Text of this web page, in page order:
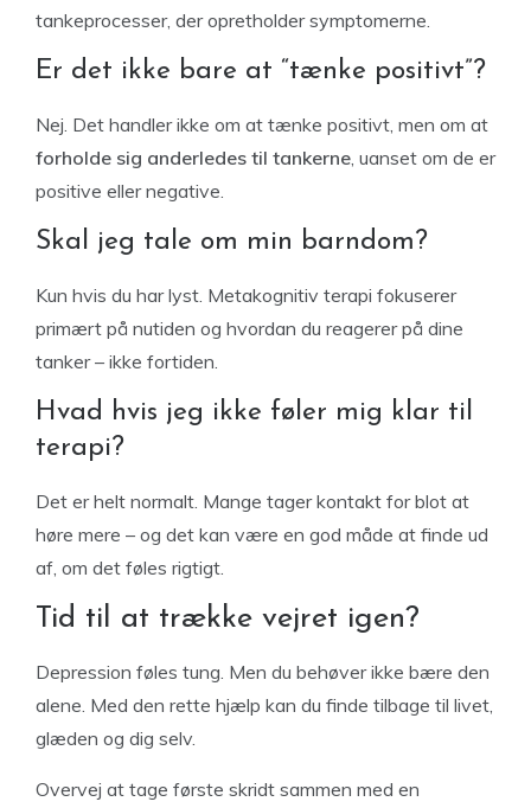
tankeprocesser, der opretholder symptomerne.
Er det ikke bare at “tænke positivt”?
Nej. Det handler ikke om at tænke positivt, men om at
forholde sig anderledes til tankerne, uanset om de er
positive eller negative.
Skal jeg tale om min barndom?
Kun hvis du har lyst. Metakognitiv terapi fokuserer
primært på nutiden og hvordan du reagerer på dine
tanker – ikke fortiden.
Hvad hvis jeg ikke føler mig klar til
terapi?
Det er helt normalt. Mange tager kontakt for blot at
høre mere – og det kan være en god måde at finde ud
af, om det føles rigtigt.
Tid til at trække vejret igen?
Depression føles tung. Men du behøver ikke bære den
alene. Med den rette hjælp kan du finde tilbage til livet,
glæden og dig selv.
Overvej at tage første skridt sammen med en